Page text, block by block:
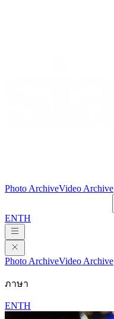
Photo ArchiveVideo Archive
ENTH
Photo ArchiveVideo Archive
ภาษา
ENTH